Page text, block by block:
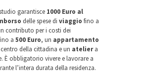
garantisce 1000 Euro al
delle spese di viaggio fino a
contributo per i costi dei
a 500 Euro, un appartamento
della cittadina e un ateliera
È obbligatorio vivere e lavorare a
l’intera durata della residenza.